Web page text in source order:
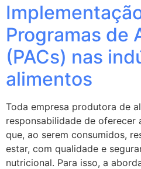
Programas de
(PACs) nas
alimentos
Toda empresa produtora de
responsabilidade de oferecer
que, ao serem consumidos,
estar, com qualidade e
nutricional. Para isso, a